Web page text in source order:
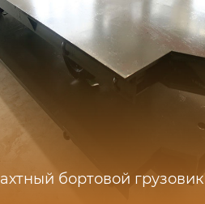
бортовой грузовик